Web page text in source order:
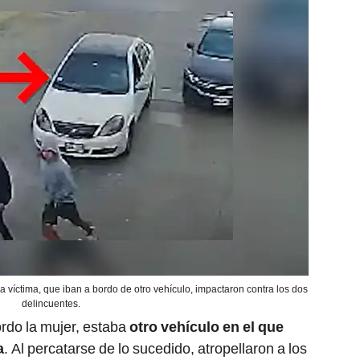
víctima, que iban a bordo de otro vehículo, impactaron contra los dos
delincuentes.
la mujer, estaba otro vehículo en el que
. Al percatarse de lo sucedido, atropellaron a los